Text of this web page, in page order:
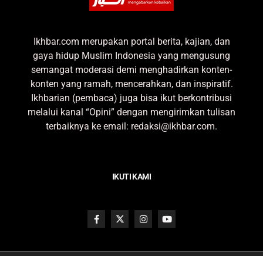
Ikhbar.com merupakan portal berita, kajian, dan
gaya hidup Muslim Indonesia yang mengusung
semangat moderasi demi menghadirkan konten-
konten yang ramah, mencerahkan, dan inspiratif.
Ikhbarian (pembaca) juga bisa ikut berkontribusi
melalui kanal “Opini” dengan mengirimkan tulisan
terbaiknya ke email: redaksi@ikhbar.com.
IKUTI KAMI